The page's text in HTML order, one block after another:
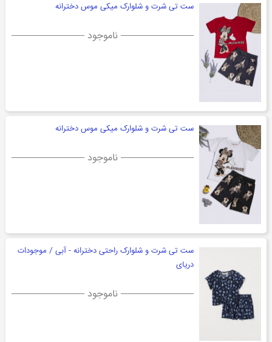
ست تی شرت و شلوارک میکی موس دخترانه
ناموجود
ست تی شرت و شلوارک میکی موس دخترانه
ناموجود
ست تی شرت و شلوارک راحتی دخترانه - آبی / موجودات
دریای
ناموجود